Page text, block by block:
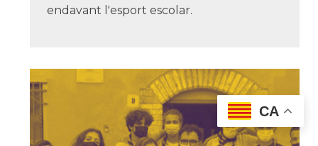
endavant l'esport escolar.
CA